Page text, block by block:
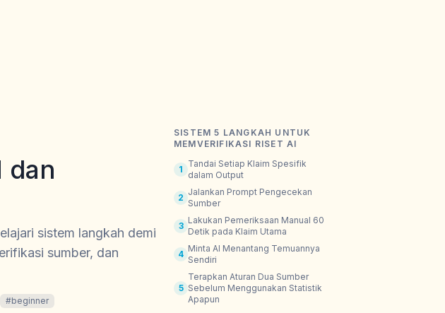
dan
sistem langkah demi
sumber, dan
#beginner
SISTEM 5 LANGKAH UNTUK
MEMVERIFIKASI RISET AI
1
Tandai Setiap Klaim Spesifik
dalam Output
2
Jalankan Prompt Pengecekan
Sumber
3
Lakukan Pemeriksaan Manual 60
Detik pada Klaim Utama
4
Minta AI Menantang Temuannya
Sendiri
5
Terapkan Aturan Dua Sumber
Sebelum Menggunakan Statistik
Apapun